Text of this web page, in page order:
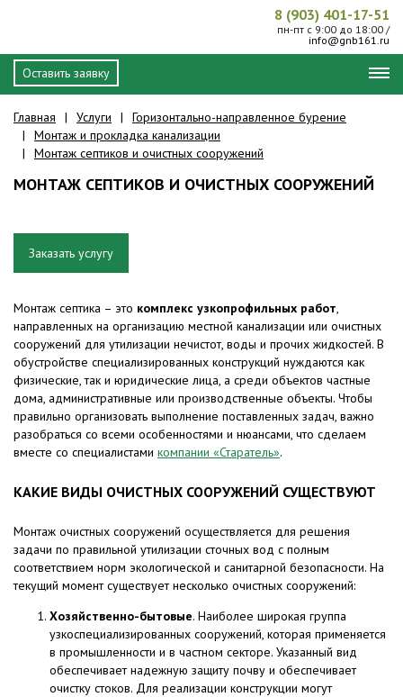
8 (903) 401-17-51
пн-пт с 9:00 до 18:00 /
info@gnb161.ru
Оставить заявку
Главная Услуги
Горизонтально-направленное бурение
Монтаж и прокладка канализации
Монтаж септиков и очистных сооружений
МОНТАЖ СЕПТИКОВ И ОЧИСТНЫХ СООРУЖЕНИЙ
Заказать услугу
Монтаж септика – это комплекс узкопрофильных работ,
направленных на организацию местной канализации или очистных
сооружений для утилизации нечистот, воды и прочих жидкостей. В
обустройстве специализированных конструкций нуждаются как
физические, так и юридические лица, а среди объектов частные
дома, административные или производственные объекты. Чтобы
правильно организовать выполнение поставленных задач, важно
разобраться со всеми особенностями и нюансами, что сделаем
вместе со специалистами компании «Старатель».
КАКИЕ ВИДЫ ОЧИСТНЫХ СООРУЖЕНИЙ СУЩЕСТВУЮТ
Монтаж очистных сооружений осуществляется для решения
задачи по правильной утилизации сточных вод с полным
соответствием норм экологической и санитарной безопасности. На
текущий момент существует несколько очистных сооружений:
Хозяйственно-бытовые. Наиболее широкая группа
узкоспециализированных сооружений, которая применяется
в промышленности и в частном секторе. Указанный вид
обеспечивает надежную защиту почву и обеспечивает
очистку стоков. Для реализации конструкции могут